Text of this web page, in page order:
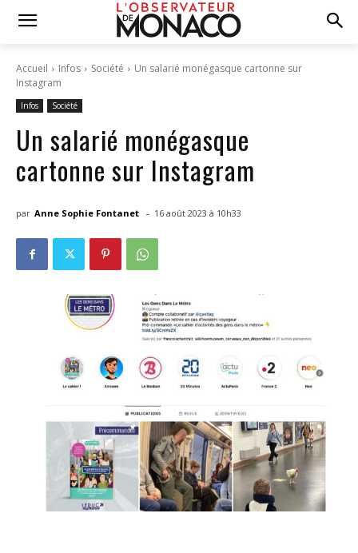
Accueil Infos Société
Un salarié monégasque cartonne sur
Instagram
Infos Société
Un salarié monégasque
cartonne sur Instagram
par Anne Sophie Fontanet - 16 août 2023 à 10h33